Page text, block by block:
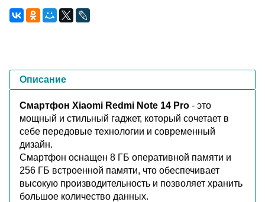
Описание
Смартфон Xiaomi Redmi Note 14 Pro - это
мощный и стильный гаджет, который сочетает в
себе передовые технологии и современный
дизайн.
Смартфон оснащен 8 ГБ оперативной памяти и
256 ГБ встроенной памяти, что обеспечивает
высокую производительность и позволяет хранить
большое количество данных.